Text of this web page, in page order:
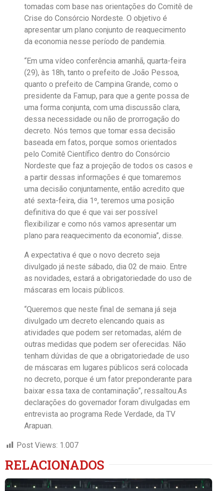
tomadas com base nas orientações do Comitê de
Crise do Consórcio Nordeste. O objetivo é
apresentar um plano conjunto de reaquecimento
da economia nesse período de pandemia.
“Em uma vídeo conferência amanhã, quarta-feira
(29), às 18h, tanto o prefeito de João Pessoa,
quanto o prefeito de Campina Grande, como o
presidente da Famup, para que a gente possa de
uma forma conjunta, com uma discussão clara,
dessa necessidade ou não de prorrogação do
decreto. Nós temos que tomar essa decisão
baseada em fatos, porque somos orientados
pelo Comitê Científico dentro do Consórcio
Nordeste que faz a projeção de todos os casos e
a partir dessas informações é que tomaremos
uma decisão conjuntamente, então acredito que
até sexta-feira, dia 1º, teremos uma posição
definitiva do que é que vai ser possível
flexibilizar e como nós vamos apresentar um
plano para reaquecimento da economia”, disse.
A expectativa é que o novo decreto seja
divulgado já neste sábado, dia 02 de maio. Entre
as novidades, estará a obrigatoriedade do uso de
máscaras em locais públicos.
“Queremos que neste final de semana já seja
divulgado um decreto elencando quais as
atividades que podem ser retomadas, além de
outras medidas que podem ser oferecidas. Não
tenham dúvidas de que a obrigatoriedade de uso
de máscaras em lugares públicos será colocada
no decreto, porque é um fator preponderante para
baixar essa taxa de contaminação”, ressaltou.As
declarações do governador foram divulgadas em
entrevista ao programa Rede Verdade, da TV
Arapuan.
Post Views: 1.007
RELACIONADOS